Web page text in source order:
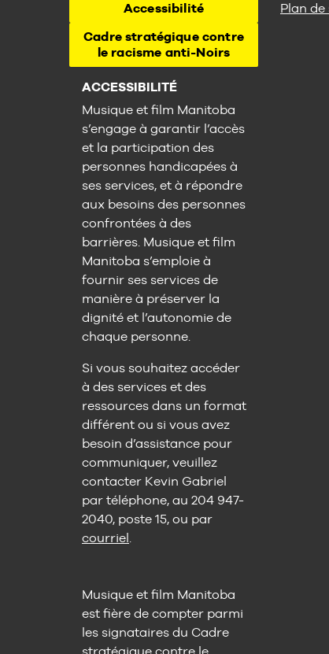
Accessibilité
Cadre stratégique contre
le racisme anti-Noirs
ACCESSIBILITÉ
Musique et film Manitoba
s’engage à garantir l’accès
et la participation des
personnes handicapées à
ses services, et à répondre
aux besoins des personnes
confrontées à des
barrières. Musique et film
Manitoba s’emploie à
fournir ses services de
manière à préserver la
dignité et l’autonomie de
chaque personne.
Si vous souhaitez accéder
à des services et des
ressources dans un format
différent ou si vous avez
besoin d’assistance pour
communiquer, veuillez
contacter Kevin Gabriel
par téléphone, au 204 947-
2040, poste 15, ou par
courriel.
Musique et film Manitoba
est fière de compter parmi
les signataires du Cadre
Plan de